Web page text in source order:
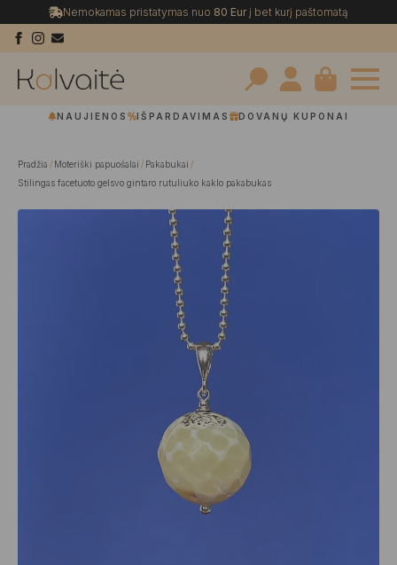
Nemokamas pristatymas nuo 80 Eurį bet kurį paštomatą
Search
NAUJIENOS IŠPARDAVIMAS DOVANŲ KUPONAI
Pradžia Moteriški papuošalai
Pakabukai
Stilingas facetuoto gelsvo gintaro rutuliuko kaklo pakabukas